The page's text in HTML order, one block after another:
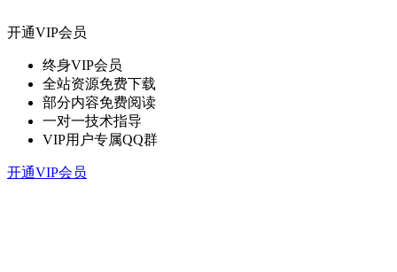
开通VIP会员
终身VIP会员
全站资源免费下载
部分内容免费阅读
一对一技术指导
VIP用户专属QQ群
开通VIP会员